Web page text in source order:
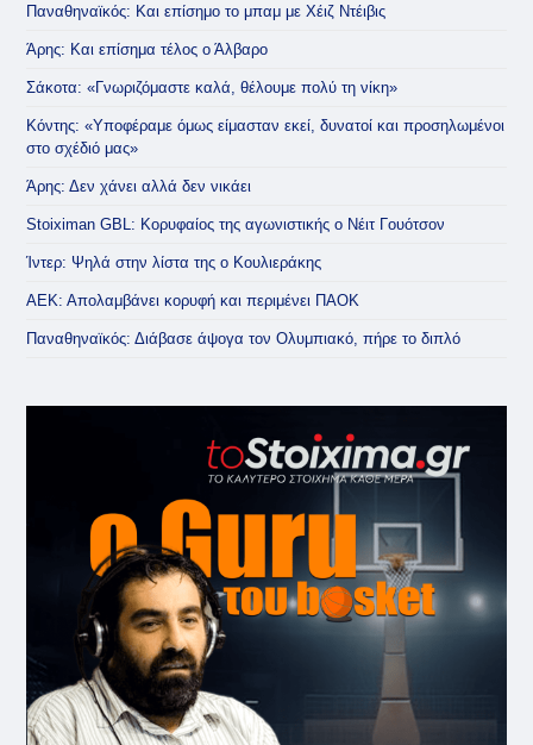
Παναθηναϊκός: Και επίσημο το μπαμ με Χέιζ Ντέιβις
Άρης: Και επίσημα τέλος ο Άλβαρο
Σάκοτα: «Γνωριζόμαστε καλά, θέλουμε πολύ τη νίκη»
Κόντης: «Υποφέραμε όμως είμασταν εκεί, δυνατοί και προσηλωμένοι
στο σχέδιό μας»
Άρης: Δεν χάνει αλλά δεν νικάει
Stoiximan GBL: Κορυφαίος της αγωνιστικής ο Νέιτ Γουότσον
Ίντερ: Ψηλά στην λίστα της ο Κουλιεράκης
ΑΕΚ: Απολαμβάνει κορυφή και περιμένει ΠΑΟΚ
Παναθηναϊκός: Διάβασε άψογα τον Ολυμπιακό, πήρε το διπλό